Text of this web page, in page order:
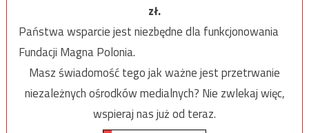
zł.
Państwa wsparcie jest niezbędne dla funkcjonowania
Fundacji Magna Polonia.
Masz świadomość tego jak ważne jest przetrwanie
niezależnych ośrodków medialnych? Nie zwlekaj więc,
wspieraj nas już od teraz.